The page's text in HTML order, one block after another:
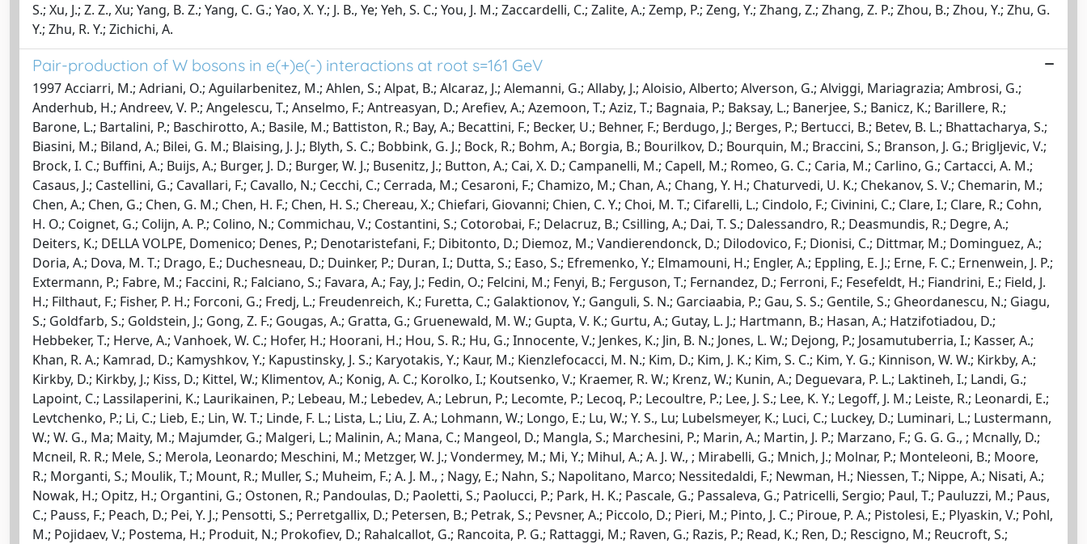
S.; Xu, J.; Z. Z., Xu; Yang, B. Z.; Yang, C. G.; Yao, X. Y.; J. B., Ye; Yeh, S. C.; You, J. M.; Zaccardelli, C.; Zalite, A.; Zemp, P.; Zeng, Y.; Zhang, Z.; Zhang, Z. P.; Zhou, B.; Zhou, Y.; Zhu, G.
Y.; Zhu, R. Y.; Zichichi, A.
Pair-production of W bosons in e(+)e(-) interactions at root s=161 GeV
1997 Acciarri, M.; Adriani, O.; Aguilarbenitez, M.; Ahlen, S.; Alpat, B.; Alcaraz, J.; Alemanni, G.; Allaby, J.; Aloisio, Alberto; Alverson, G.; Alviggi, Mariagrazia; Ambrosi, G.;
Anderhub, H.; Andreev, V. P.; Angelescu, T.; Anselmo, F.; Antreasyan, D.; Arefiev, A.; Azemoon, T.; Aziz, T.; Bagnaia, P.; Baksay, L.; Banerjee, S.; Banicz, K.; Barillere, R.;
Barone, L.; Bartalini, P.; Baschirotto, A.; Basile, M.; Battiston, R.; Bay, A.; Becattini, F.; Becker, U.; Behner, F.; Berdugo, J.; Berges, P.; Bertucci, B.; Betev, B. L.; Bhattacharya, S.;
Biasini, M.; Biland, A.; Bilei, G. M.; Blaising, J. J.; Blyth, S. C.; Bobbink, G. J.; Bock, R.; Bohm, A.; Borgia, B.; Bourilkov, D.; Bourquin, M.; Braccini, S.; Branson, J. G.; Brigljevic, V.;
Brock, I. C.; Buffini, A.; Buijs, A.; Burger, J. D.; Burger, W. J.; Busenitz, J.; Button, A.; Cai, X. D.; Campanelli, M.; Capell, M.; Romeo, G. C.; Caria, M.; Carlino, G.; Cartacci, A. M.;
Casaus, J.; Castellini, G.; Cavallari, F.; Cavallo, N.; Cecchi, C.; Cerrada, M.; Cesaroni, F.; Chamizo, M.; Chan, A.; Chang, Y. H.; Chaturvedi, U. K.; Chekanov, S. V.; Chemarin, M.;
Chen, A.; Chen, G.; Chen, G. M.; Chen, H. F.; Chen, H. S.; Chereau, X.; Chiefari, Giovanni; Chien, C. Y.; Choi, M. T.; Cifarelli, L.; Cindolo, F.; Civinini, C.; Clare, I.; Clare, R.; Cohn,
H. O.; Coignet, G.; Colijn, A. P.; Colino, N.; Commichau, V.; Costantini, S.; Cotorobai, F.; Delacruz, B.; Csilling, A.; Dai, T. S.; Dalessandro, R.; Deasmundis, R.; Degre, A.;
Deiters, K.; DELLA VOLPE, Domenico; Denes, P.; Denotaristefani, F.; Dibitonto, D.; Diemoz, M.; Vandierendonck, D.; Dilodovico, F.; Dionisi, C.; Dittmar, M.; Dominguez, A.;
Doria, A.; Dova, M. T.; Drago, E.; Duchesneau, D.; Duinker, P.; Duran, I.; Dutta, S.; Easo, S.; Efremenko, Y.; Elmamouni, H.; Engler, A.; Eppling, E. J.; Erne, F. C.; Ernenwein, J. P.;
Extermann, P.; Fabre, M.; Faccini, R.; Falciano, S.; Favara, A.; Fay, J.; Fedin, O.; Felcini, M.; Fenyi, B.; Ferguson, T.; Fernandez, D.; Ferroni, F.; Fesefeldt, H.; Fiandrini, E.; Field, J.
H.; Filthaut, F.; Fisher, P. H.; Forconi, G.; Fredj, L.; Freudenreich, K.; Furetta, C.; Galaktionov, Y.; Ganguli, S. N.; Garciaabia, P.; Gau, S. S.; Gentile, S.; Gheordanescu, N.; Giagu,
S.; Goldfarb, S.; Goldstein, J.; Gong, Z. F.; Gougas, A.; Gratta, G.; Gruenewald, M. W.; Gupta, V. K.; Gurtu, A.; Gutay, L. J.; Hartmann, B.; Hasan, A.; Hatzifotiadou, D.;
Hebbeker, T.; Herve, A.; Vanhoek, W. C.; Hofer, H.; Hoorani, H.; Hou, S. R.; Hu, G.; Innocente, V.; Jenkes, K.; Jin, B. N.; Jones, L. W.; Dejong, P.; Josamutuberria, I.; Kasser, A.;
Khan, R. A.; Kamrad, D.; Kamyshkov, Y.; Kapustinsky, J. S.; Karyotakis, Y.; Kaur, M.; Kienzlefocacci, M. N.; Kim, D.; Kim, J. K.; Kim, S. C.; Kim, Y. G.; Kinnison, W. W.; Kirkby, A.;
Kirkby, D.; Kirkby, J.; Kiss, D.; Kittel, W.; Klimentov, A.; Konig, A. C.; Korolko, I.; Koutsenko, V.; Kraemer, R. W.; Krenz, W.; Kunin, A.; Deguevara, P. L.; Laktineh, I.; Landi, G.;
Lapoint, C.; Lassilaperini, K.; Laurikainen, P.; Lebeau, M.; Lebedev, A.; Lebrun, P.; Lecomte, P.; Lecoq, P.; Lecoultre, P.; Lee, J. S.; Lee, K. Y.; Legoff, J. M.; Leiste, R.; Leonardi, E.;
Levtchenko, P.; Li, C.; Lieb, E.; Lin, W. T.; Linde, F. L.; Lista, L.; Liu, Z. A.; Lohmann, W.; Longo, E.; Lu, W.; Y. S., Lu; Lubelsmeyer, K.; Luci, C.; Luckey, D.; Luminari, L.; Lustermann,
W.; W. G., Ma; Maity, M.; Majumder, G.; Malgeri, L.; Malinin, A.; Mana, C.; Mangeol, D.; Mangla, S.; Marchesini, P.; Marin, A.; Martin, J. P.; Marzano, F.; G. G. G., ; Mcnally, D.;
Mcneil, R. R.; Mele, S.; Merola, Leonardo; Meschini, M.; Metzger, W. J.; Vondermey, M.; Mi, Y.; Mihul, A.; A. J. W., ; Mirabelli, G.; Mnich, J.; Molnar, P.; Monteleoni, B.; Moore,
R.; Morganti, S.; Moulik, T.; Mount, R.; Muller, S.; Muheim, F.; A. J. M., ; Nagy, E.; Nahn, S.; Napolitano, Marco; Nessitedaldi, F.; Newman, H.; Niessen, T.; Nippe, A.; Nisati, A.;
Nowak, H.; Opitz, H.; Organtini, G.; Ostonen, R.; Pandoulas, D.; Paoletti, S.; Paolucci, P.; Park, H. K.; Pascale, G.; Passaleva, G.; Patricelli, Sergio; Paul, T.; Pauluzzi, M.; Paus,
C.; Pauss, F.; Peach, D.; Pei, Y. J.; Pensotti, S.; Perretgallix, D.; Petersen, B.; Petrak, S.; Pevsner, A.; Piccolo, D.; Pieri, M.; Pinto, J. C.; Piroue, P. A.; Pistolesi, E.; Plyaskin, V.; Pohl,
M.; Pojidaev, V.; Postema, H.; Produit, N.; Prokofiev, D.; Rahalcallot, G.; Rancoita, P. G.; Rattaggi, M.; Raven, G.; Razis, P.; Read, K.; Ren, D.; Rescigno, M.; Reucroft, S.;